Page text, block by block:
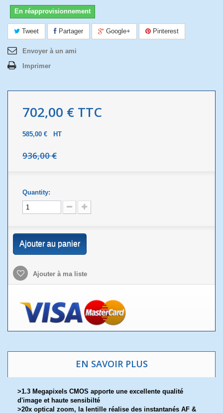
En réapprovisionnement
Tweet Partager Google+ Pinterest
Envoyer à un ami
Imprimer
702,00 € TTC
585,00 € HT
936,00 €
Quantity:
Ajouter au panier
Ajouter à ma liste
EN SAVOIR PLUS
>1.3 Megapixels CMOS apporte une excellente qualité
d'image et haute sensibilté
>20x optical zoom, la lentille réalise des instantanés AF &